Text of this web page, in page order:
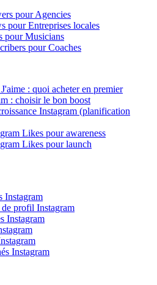
pour Agencies
pour Entreprises locales
pour Musicians
pour Coaches
: quoi acheter en premier
: choisir le bon boost
Instagram (planification
Likes pour awareness
Likes pour launch
Instagram
profil Instagram
Instagram
Instagram